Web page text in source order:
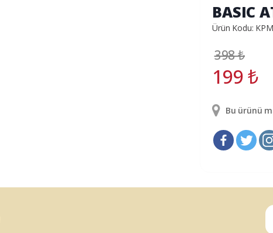
BASIC
Ürün Kodu:
398₺
199₺
Bu ürünü